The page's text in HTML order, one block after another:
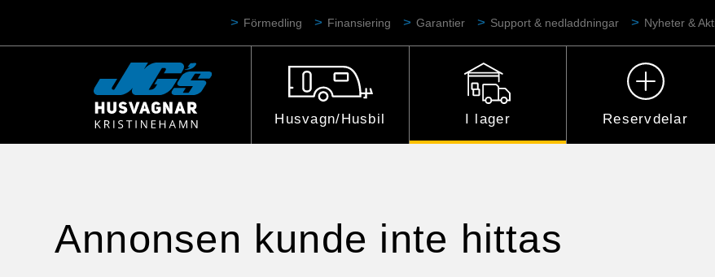
Förmedling Finansiering Garantier Support & nedladdningar Nyheter &
Husvagn/Husbil I lager Reservdelar
Annonsen kunde inte hittas